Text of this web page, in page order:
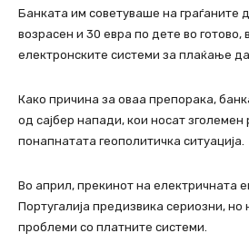
Банката им советуваше на граѓаните
возрасен и 30 евра по дете во готово,
електронските системи за плаќање
Како причина за оваа препорака,
од сајбер напади, кои носат зголемен
понапнатата геополитичка ситуација.
Во април, прекинот на електричната
Португалија предизвика сериозни, но
проблеми со платните системи.